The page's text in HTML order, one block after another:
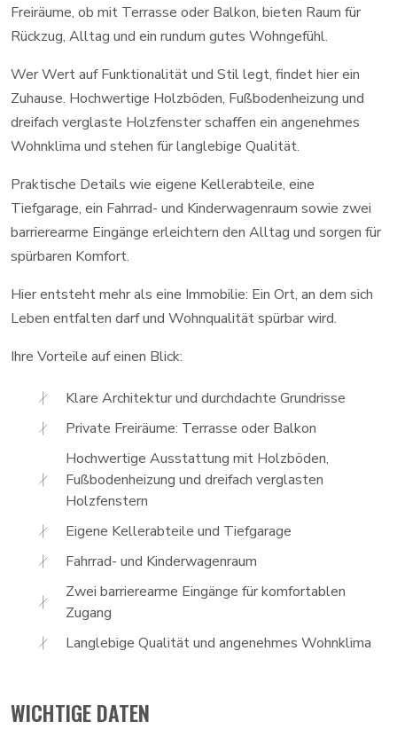
Freiräume, ob mit Terrasse oder Balkon, bieten Raum für
Rückzug, Alltag und ein rundum gutes Wohngefühl.
Wer Wert auf Funktionalität und Stil legt, findet hier ein
Zuhause. Hochwertige Holzböden, Fußbodenheizung und
dreifach verglaste Holzfenster schaffen ein angenehmes
Wohnklima und stehen für langlebige Qualität.
Praktische Details wie eigene Kellerabteile, eine
Tiefgarage, ein Fahrrad- und Kinderwagenraum sowie zwei
barrierearme Eingänge erleichtern den Alltag und sorgen für
spürbaren Komfort.
Hier entsteht mehr als eine Immobilie: Ein Ort, an dem sich
Leben entfalten darf und Wohnqualität spürbar wird.
Ihre Vorteile auf einen Blick:
Klare Architektur und durchdachte Grundrisse
Private Freiräume: Terrasse oder Balkon
Hochwertige Ausstattung mit Holzböden,
Fußbodenheizung und dreifach verglasten
Holzfenstern
Eigene Kellerabteile und Tiefgarage
Fahrrad- und Kinderwagenraum
Zwei barrierearme Eingänge für komfortablen
Zugang
Langlebige Qualität und angenehmes Wohnklima
WICHTIGE DATEN